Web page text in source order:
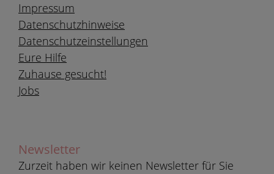
Impressum
Datenschutzhinweise
Datenschutzeinstellungen
Eure Hilfe
Zuhause gesucht!
Jobs
Newsletter
Zurzeit haben wir keinen Newsletter für Sie